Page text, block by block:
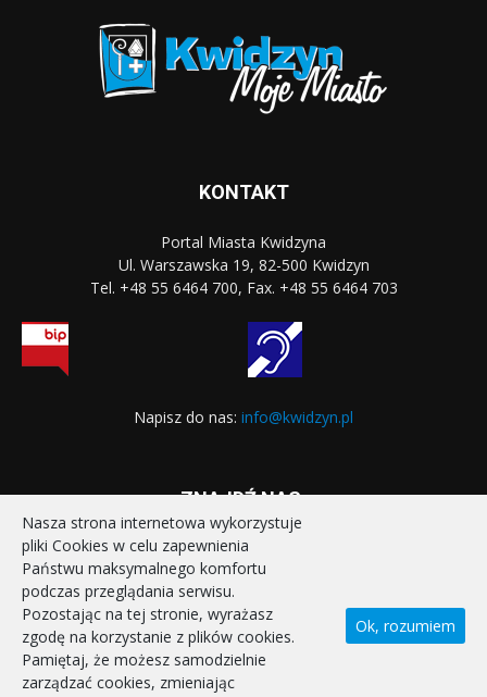
KONTAKT
Portal Miasta Kwidzyna
Ul. Warszawska 19, 82-500 Kwidzyn
Tel. +48 55 6464 700, Fax. +48 55 6464 703
Napisz do nas: info@kwidzyn.pl
ZNAJDŹ NAS:
STRONA GŁÓWNA
REALIZOWANE PROJEKTY
POLITYKA PRYWATNOŚCI
DEKLARACJA DOSTĘPNOŚCI
KONTAKT
Nasza strona internetowa wykorzystuje
pliki Cookies w celu zapewnienia
Państwu maksymalnego komfortu
podczas przeglądania serwisu.
Pozostając na tej stronie, wyrażasz
zgodę na korzystanie z plików cookies.
Pamiętaj, że możesz samodzielnie
zarządzać cookies, zmieniając
Ok, rozumiem